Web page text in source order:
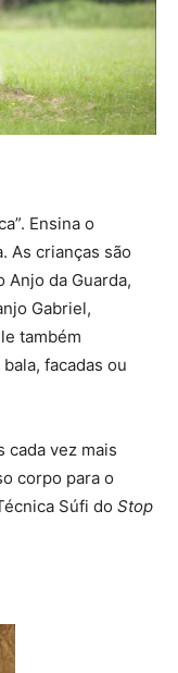
Ensina o
As crianças são
da Guarda,
Gabriel,
também
facadas ou
cada vez mais
corpo para o
Súfi do Stop